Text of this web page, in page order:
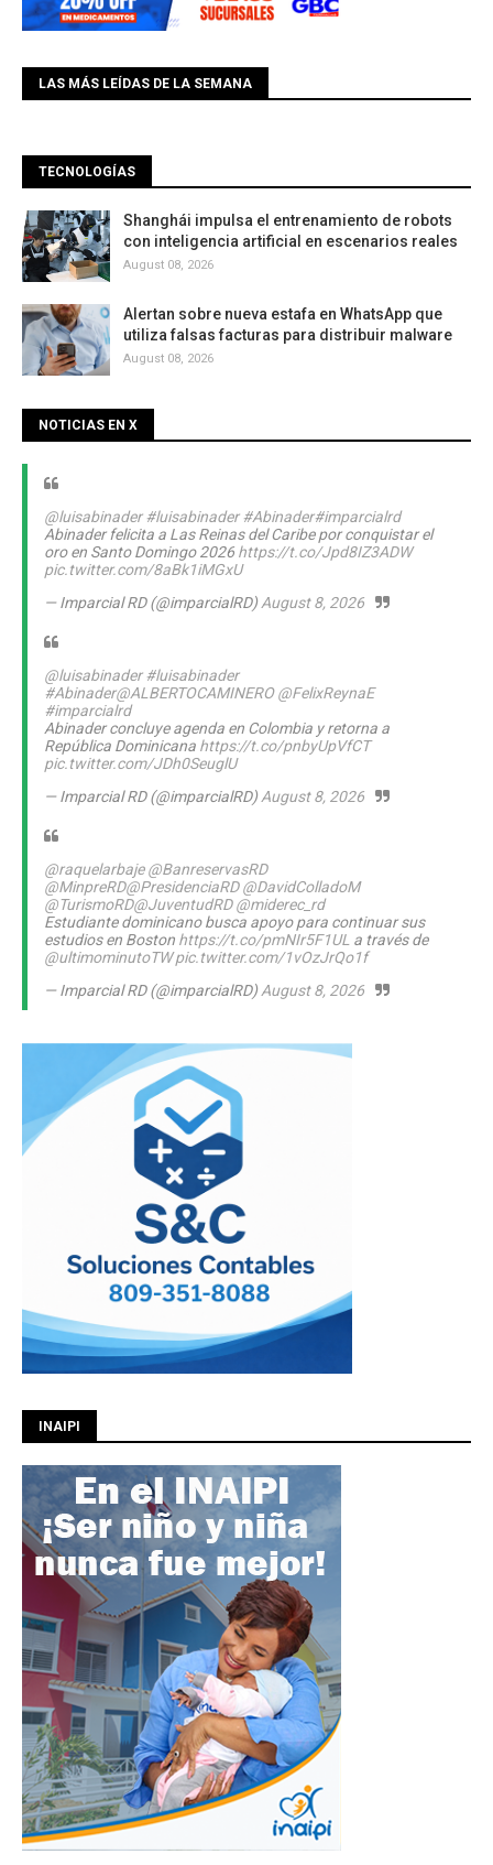
LAS MÁS LEÍDAS DE LA SEMANA
TECNOLOGÍAS
Shanghái impulsa el entrenamiento de robots
con inteligencia artificial en escenarios reales
August 08, 2026
Alertan sobre nueva estafa en WhatsApp que
utiliza falsas facturas para distribuir malware
August 08, 2026
NOTICIAS EN X
@luisabinader #luisabinader #Abinader#imparcialrd
Abinader felicita a Las Reinas del Caribe por conquistar el
oro en Santo Domingo 2026 https://t.co/Jpd8IZ3ADW
pic.twitter.com/8aBk1iMGxU
— Imparcial RD (@imparcialRD)August 8, 2026
@luisabinader #luisabinader
#Abinader@ALBERTOCAMINERO @FelixReynaE
#imparcialrd
Abinader concluye agenda en Colombia y retorna a
República Dominicana https://t.co/pnbyUpVfCT
pic.twitter.com/JDh0SeuglU
— Imparcial RD (@imparcialRD)August 8, 2026
@raquelarbaje @BanreservasRD
@MinpreRD@PresidenciaRD @DavidColladoM
@TurismoRD@JuventudRD @miderec_rd
Estudiante dominicano busca apoyo para continuar sus
estudios en Boston https://t.co/pmNIr5F1UL a través de
@ultimominutoTW pic.twitter.com/1vOzJrQo1f
— Imparcial RD (@imparcialRD)August 8, 2026
INAIPI